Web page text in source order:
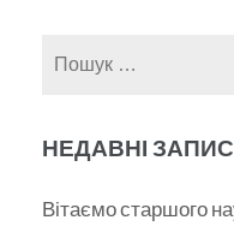
НЕДАВНІ
Вітаємо старшого